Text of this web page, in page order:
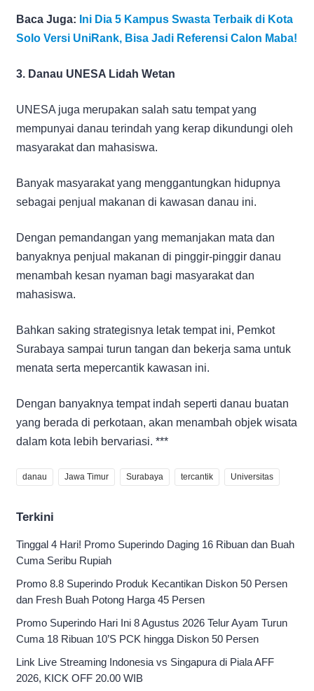
Baca Juga: Ini Dia 5 Kampus Swasta Terbaik di Kota
Solo Versi UniRank, Bisa Jadi Referensi Calon Maba!
3. Danau UNESA Lidah Wetan
UNESA juga merupakan salah satu tempat yang
mempunyai danau terindah yang kerap dikundungi oleh
masyarakat dan mahasiswa.
Banyak masyarakat yang menggantungkan hidupnya
sebagai penjual makanan di kawasan danau ini.
Dengan pemandangan yang memanjakan mata dan
banyaknya penjual makanan di pinggir-pinggir danau
menambah kesan nyaman bagi masyarakat dan
mahasiswa.
Bahkan saking strategisnya letak tempat ini, Pemkot
Surabaya sampai turun tangan dan bekerja sama untuk
menata serta mepercantik kawasan ini.
Dengan banyaknya tempat indah seperti danau buatan
yang berada di perkotaan, akan menambah objek wisata
dalam kota lebih bervariasi. ***
danau Jawa Timur Surabaya tercantik Universitas
Terkini
Tinggal 4 Hari! Promo Superindo Daging 16 Ribuan dan Buah
Cuma Seribu Rupiah
Promo 8.8 Superindo Produk Kecantikan Diskon 50 Persen
dan Fresh Buah Potong Harga 45 Persen
Promo Superindo Hari Ini 8 Agustus 2026 Telur Ayam Turun
Cuma 18 Ribuan 10’S PCK hingga Diskon 50 Persen
Link Live Streaming Indonesia vs Singapura di Piala AFF
2026, KICK OFF 20.00 WIB